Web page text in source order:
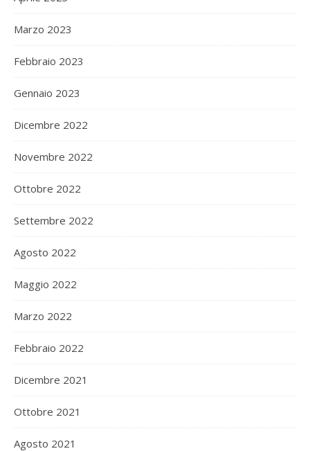
Marzo 2023
Febbraio 2023
Gennaio 2023
Dicembre 2022
Novembre 2022
Ottobre 2022
Settembre 2022
Agosto 2022
Maggio 2022
Marzo 2022
Febbraio 2022
Dicembre 2021
Ottobre 2021
Agosto 2021